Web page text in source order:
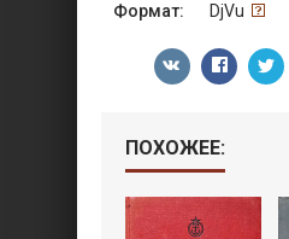
Формат:
DjVu
ПОХОЖЕЕ: